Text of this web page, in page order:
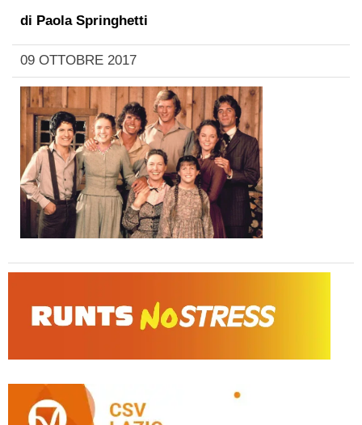
di Paola Springhetti
09 OTTOBRE 2017